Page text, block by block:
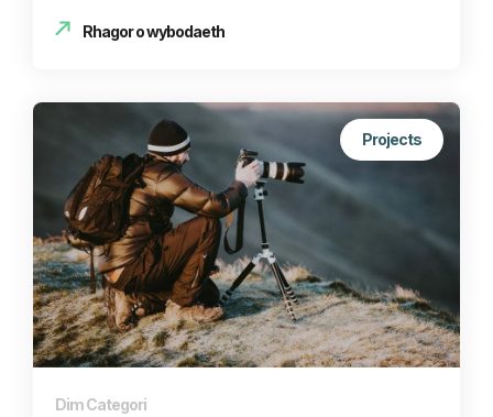
Rhagor o wybodaeth
Projects
Dim Categori